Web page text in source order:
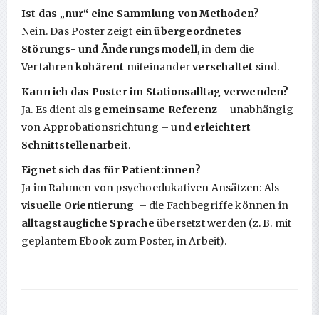
Ist das „nur“ eine Sammlung von Methoden?
Nein. Das Poster zeigt ein übergeordnetes
Störungs- und Änderungsmodell, in dem die
Verfahrenkohärent miteinanderverschaltet sind.
Kann ich das Poster im Stationsalltag verwenden?
Ja. Es dient als gemeinsame Referenz – unabhängig
von Approbations­richtung – und erleichtert
Schnittstellenarbeit.
Eignet sich das für Patient:innen?
Ja im Rahmen von psychoedukativen Ansätzen: Als
visuelle Orientierung – die Fachbegriffe können in
alltagstaugliche Sprache übersetzt werden (z. B. mit
geplantem Ebook zum Poster, in Arbeit).